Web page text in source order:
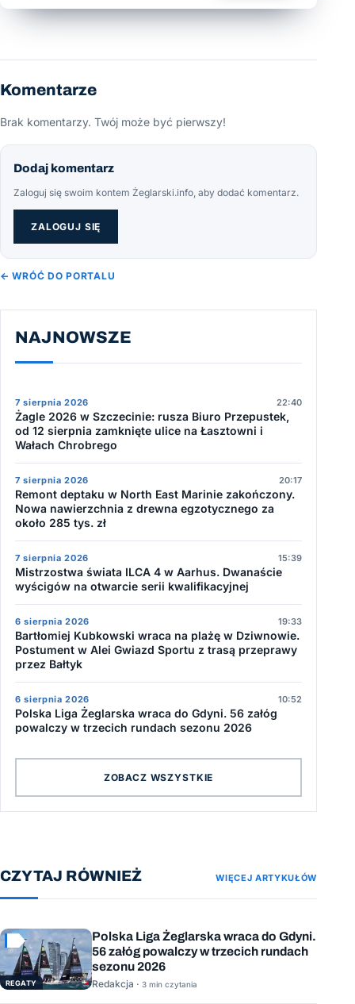
Komentarze
Brak komentarzy. Twój może być pierwszy!
Dodaj komentarz
Zaloguj się swoim kontem Żeglarski.info, aby dodać komentarz.
ZALOGUJ SIĘ
← WRÓĆ DO PORTALU
NAJNOWSZE
7 sierpnia 2026 22:40
Żagle 2026 w Szczecinie: rusza Biuro Przepustek,
od 12 sierpnia zamknięte ulice na Łasztowni i
Wałach Chrobrego
7 sierpnia 2026 20:17
Remont deptaku w North East Marinie zakończony.
Nowa nawierzchnia z drewna egzotycznego za
około 285 tys. zł
7 sierpnia 2026 15:39
Mistrzostwa świata ILCA 4 w Aarhus. Dwanaście
wyścigów na otwarcie serii kwalifikacyjnej
6 sierpnia 2026 19:33
Bartłomiej Kubkowski wraca na plażę w Dziwnowie.
Postument w Alei Gwiazd Sportu z trasą przeprawy
przez Bałtyk
6 sierpnia 2026 10:52
Polska Liga Żeglarska wraca do Gdyni. 56 załóg
powalczy w trzecich rundach sezonu 2026
ZOBACZ WSZYSTKIE
CZYTAJ RÓWNIEŻ WIĘCEJ ARTYKUŁÓW
REGATY
Polska Liga Żeglarska wraca do Gdyni.
56 załóg powalczy w trzecich rundach
sezonu 2026
Redakcja · 3 min czytania